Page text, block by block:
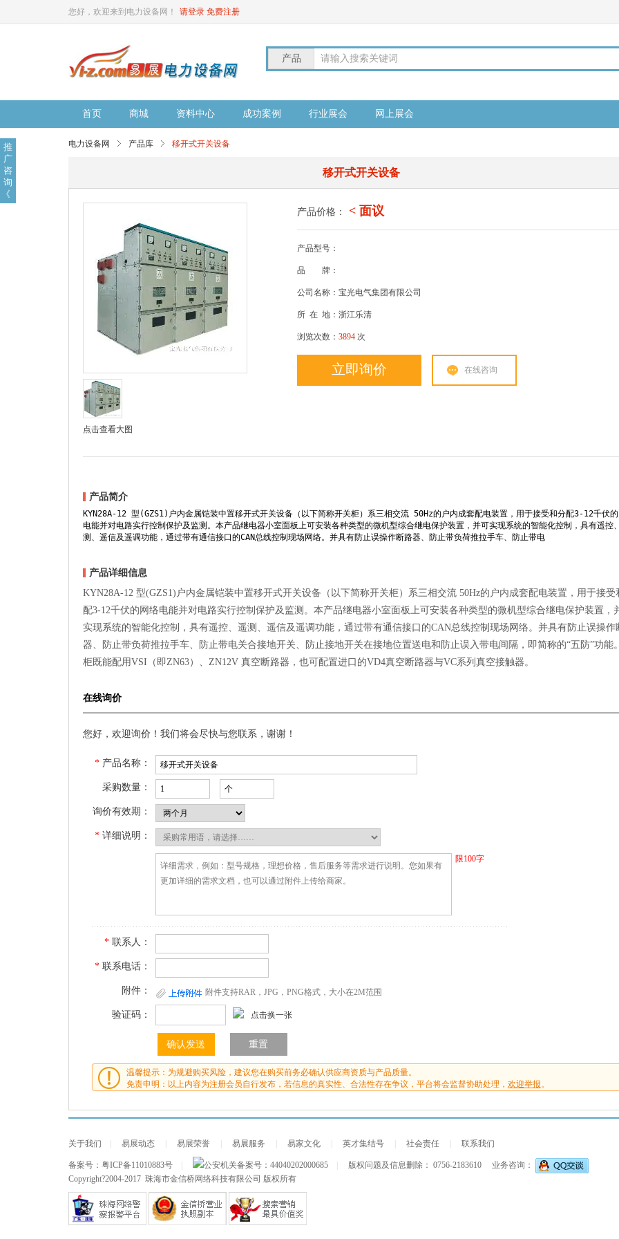
您好，欢迎来到电力设备网！ 请登录 免费注册
产品 请输入搜索关键词
首页 商城 资料中心 成功案例 行业展会 网上展会
电力设备网 产品库 移开式开关设备
移开式开关设备
点击查看大图
产品价格： < 面议
产品型号：
品 牌：
公司名称：宝光电气集团有限公司
所 在 地：浙江乐清
浏览次数： 3894 次
立即询价 在线咨询
产品简介
KYN28A-12 型(GZS1)户内金属铠装中置移开式开关设备（以下简称开关柜）系三相交流 50Hz的户内成套配电装置，用于接受和分配3-12千伏
电能并对电路实行控制保护及监测。本产品继电器小室面板上可安装各种类型的微机型综合继电保护装置，并可实现系统的智能化控制，具有遥控
测、遥信及遥调功能，通过带有通信接口的CAN总线控制现场网络。并具有防止误操作断路器、防止带负荷推拉手车、防止带电
产品详细信息
KYN28A-12 型(GZS1)户内金属铠装中置移开式开关设备（以下简称开关柜）系三相交流 50Hz的户内成套配电装置，用于接受
配3-12千伏的网络电能并对电路实行控制保护及监测。本产品继电器小室面板上可安装各种类型的微机型综合继电保护装置，
实现系统的智能化控制，具有遥控、遥测、遥信及遥调功能，通过带有通信接口的CAN总线控制现场网络。并具有防止误操作
器、防止带负荷推拉手车、防止带电关合接地开关、防止接地开关在接地位置送电和防止误入带电间隔，即简称的“五防”功能
柜既能配用VSI（即ZN63）、ZN12V 真空断路器，也可配置进口的VD4真空断路器与VC系列真空接触器。
在线询价
您好，欢迎询价！我们将会尽快与您联系，谢谢！
* 产品名称：
采购数量：
询价有效期：
* 详细说明：
限100字
* 联系人：
* 联系电话：
附件： 附件支持RAR，JPG，PNG格式，大小在2M范围
验证码： 点击换一张
温馨提示：为规避购买风险，建议您在购买前务必确认供应商资质与产品质量。
免责申明：以上内容为注册会员自行发布，若信息的真实性、合法性存在争议，平台将会监督协助处理， 欢迎举报 。
关于我们 易展动态 易展荣誉 易展服务 易家文化 英才集结号 社会责任 联系我们
备案号： 粤ICP备11010883号 公安机关备案号： 44040202000685 版权问题及信息删除： 0756-2183610
业务咨询：
Copyright?2004-2017 珠海市金信桥网络科技有限公司 版权所有
推
广
咨
询
《